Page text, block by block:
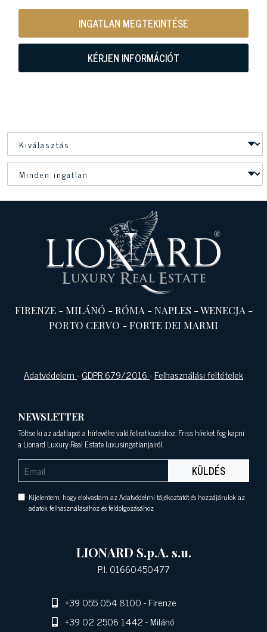
INGATLAN MEGTEKINTÉSE
KÉRJEN INFORMÁCIÓT
FIRENZE-MILÁNÓ -RÓMA -NAPLES -WENECJA -
PORTO CERVO -FORTE DEI MARMI
Adatvédelem-GDPR 679/2016-Felhasználási feltételek
NEWSLETTER
Töltse ki az adatlapot a hírlevélre való feliratkozáshoz. Friss híreket fog kapni
a Lionard Luxury Real Estate luxusingatlanjairól.
KÜLDÉS
Kijelentem, hogy elolvastam az Adatvédelmi tájékoztatót és hozzájárulok az
adatok felhasználásához és feldolgozásához
LIONARD S.p.A. s.u.
P.I. 01660450477
+39 055 054 8100- Firenze
+39 02 2506 1442- Milánó